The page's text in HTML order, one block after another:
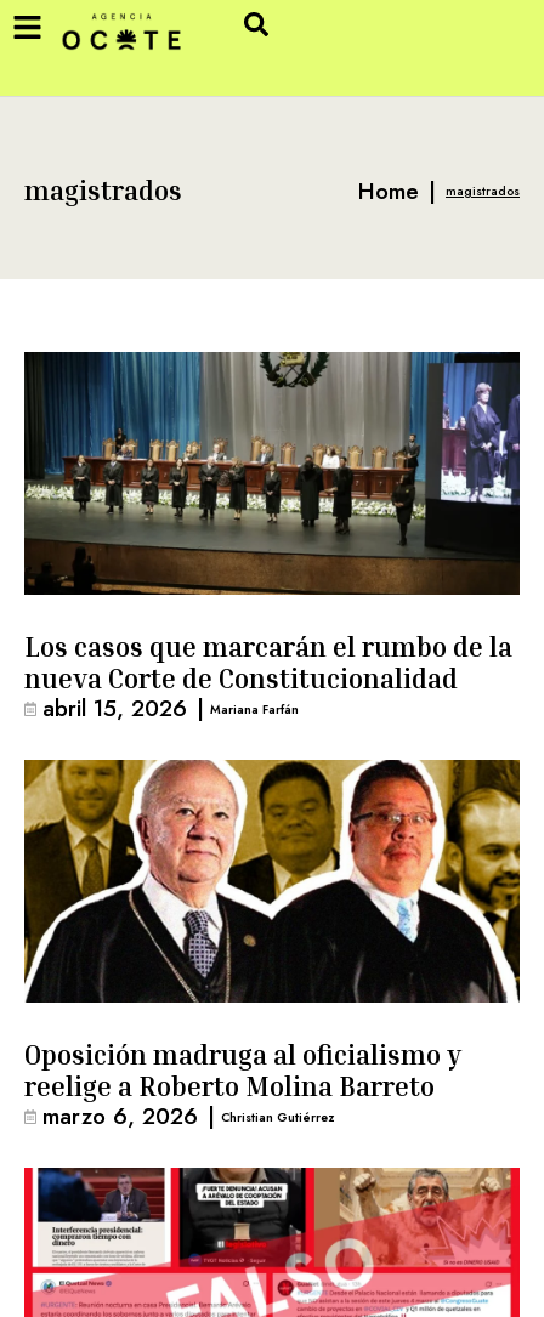
magistrados Home | magistrados
Los casos que marcarán el rumbo de la
nueva Corte de Constitucionalidad
abril 15, 2026 | Mariana Farfán
Oposición madruga al oficialismo y
reelige a Roberto Molina Barreto
marzo 6, 2026 | Christian Gutiérrez